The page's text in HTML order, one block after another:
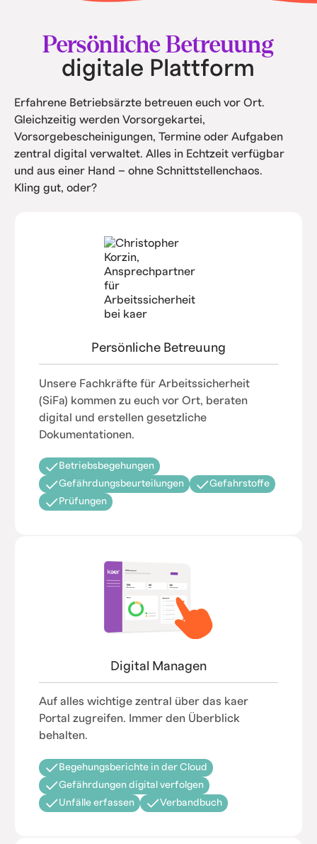
und Service.
Persönliche Betreuung
digitale Plattform
Erfahrene Betriebsärzte betreuen euch vor Ort.
Gleichzeitig werden Vorsorgekartei,
Vorsorgebescheinigungen, Termine oder Aufgaben
zentral digital verwaltet. Alles in Echtzeit verfügbar
und aus einer Hand – ohne Schnittstellenchaos.
Kling gut, oder?
Persönliche Betreuung
Unsere Fachkräfte für Arbeitssicherheit
(SiFa) kommen zu euch vor Ort, beraten
digital und erstellen gesetzliche
Dokumentationen.
Betriebsbegehungen
Gefährdungsbeurteilungen
Gefahrstoffe
Prüfungen
Digital Managen
Auf alles wichtige zentral über das kaer
Portal zugreifen. Immer den Überblick
behalten.
Begehungsberichte in der Cloud
Gefährdungen digital verfolgen
Unfälle erfassen
Verbandbuch